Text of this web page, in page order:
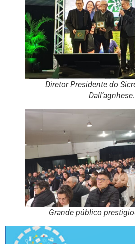
Diretor Presidente do
Dall’agnhese.
Grande público